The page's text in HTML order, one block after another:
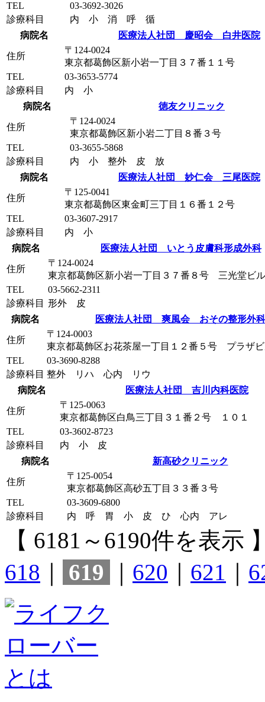
TEL
03-3692-3026
診療科目
内 小 消 呼 循
病院名
医療法人社団 慶昭会 白井医院
住所
〒124-0024
東京都葛飾区新小岩一丁目３７番１１号
TEL
03-3653-5774
診療科目
内 小
病院名
徳友クリニック
住所
〒124-0024
東京都葛飾区新小岩二丁目８番３号
TEL
03-3655-5868
診療科目
内 小 整外 皮 放
病院名
医療法人社団 妙仁会 三尾医院
住所
〒125-0041
東京都葛飾区東金町三丁目１６番１２号
TEL
03-3607-2917
診療科目
内 小
病院名
医療法人社団 いとう皮膚科形成外科
住所
〒124-0024
東京都葛飾区新小岩一丁目３７番８号 三光堂ビ
TEL
03-5662-2311
診療科目 形外 皮
病院名
医療法人社団 爽風会 おその整形外科
住所
〒124-0003
東京都葛飾区お花茶屋一丁目１２番５号 プラザ
TEL
03-3690-8288
診療科目 整外 リハ 心内 リウ
病院名
医療法人社団 吉川内科医院
住所
〒125-0063
東京都葛飾区白鳥三丁目３１番２号 １０１
TEL
03-3602-8723
診療科目
内 小 皮
病院名
新高砂クリニック
住所
〒125-0054
東京都葛飾区高砂五丁目３３番３号
TEL
03-3609-6800
診療科目
内 呼 胃 小 皮 ひ 心内 アレ
【 6181～6190件を表示
618
619 620 621